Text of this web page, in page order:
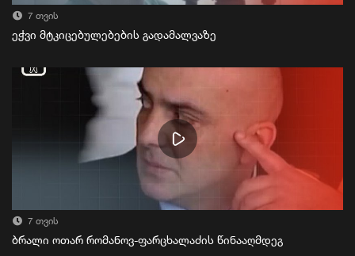
7 თვის
ეჭვი მტკიცებულებების გადამალვაზე
7 თვის
ბრალი ოთარ რომანოვ-ფარცხალაძის წინააღმდეგ